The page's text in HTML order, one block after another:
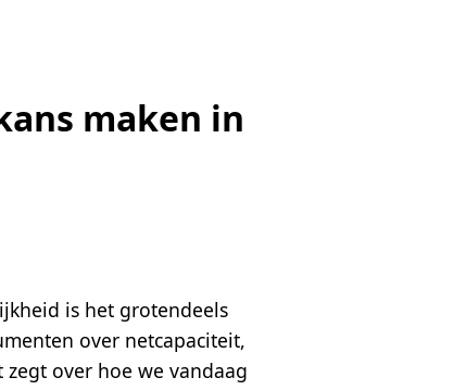
maken in
is het grotendeels
over netcapaciteit,
over hoe we vandaag